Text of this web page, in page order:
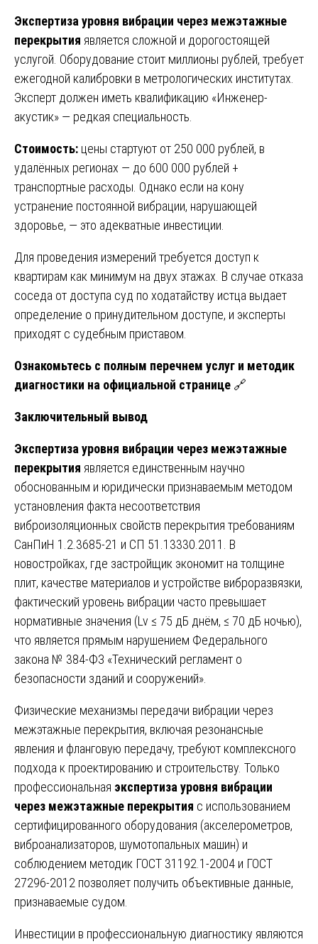
Экспертиза уровня вибрации через межэтажные
перекрытия является сложной и дорогостоящей
услугой. Оборудование стоит миллионы рублей, требует
ежегодной калибровки в метрологических институтах.
Эксперт должен иметь квалификацию «Инженер-
акустик» — редкая специальность.
Стоимость: цены стартуют от 250 000 рублей, в
удалённых регионах — до 600 000 рублей +
транспортные расходы. Однако если на кону
устранение постоянной вибрации, нарушающей
здоровье, — это адекватные инвестиции.
Для проведения измерений требуется доступ к
квартирам как минимум на двух этажах. В случае отказа
соседа от доступа суд по ходатайству истца выдает
определение о принудительном доступе, и эксперты
приходят с судебным приставом.
Ознакомьтесь с полным перечнем услуг и методик
диагностики на официальной странице 🔗
Заключительный вывод
Экспертиза уровня вибрации через межэтажные
перекрытия является единственным научно
обоснованным и юридически признаваемым методом
установления факта несоответствия
виброизоляционных свойств перекрытия требованиям
СанПиН 1.2.3685-21 и СП 51.13330.2011. В
новостройках, где застройщик экономит на толщине
плит, качестве материалов и устройстве виброразвязки,
фактический уровень вибрации часто превышает
нормативные значения (Lv ≤ 75 дБ днём, ≤ 70 дБ ночью),
что является прямым нарушением Федерального
закона № 384-ФЗ «Технический регламент о
безопасности зданий и сооружений».
Физические механизмы передачи вибрации через
межэтажные перекрытия, включая резонансные
явления и фланговую передачу, требуют комплексного
подхода к проектированию и строительству. Только
профессиональная экспертиза уровня вибрации
через межэтажные перекрытия с использованием
сертифицированного оборудования (акселерометров,
виброанализаторов, шумотопальных машин) и
соблюдением методик ГОСТ 31192.1-2004 и ГОСТ
27296-2012 позволяет получить объективные данные,
признаваемые судом.
Инвестиции в профессиональную диагностику являются